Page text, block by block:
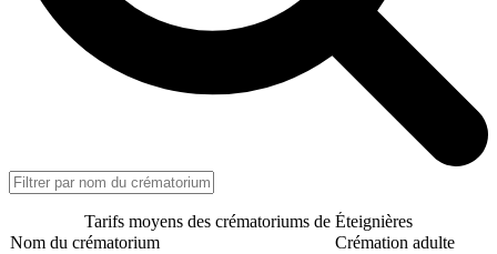
Tarifs moyens des crématoriums de Éteignières
Nom du crématorium
Crémation adulte